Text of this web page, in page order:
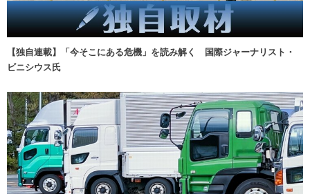
【独自連載】「今そこにある危機」を読み解く 国際ジャーナリスト・
ビニシウス氏